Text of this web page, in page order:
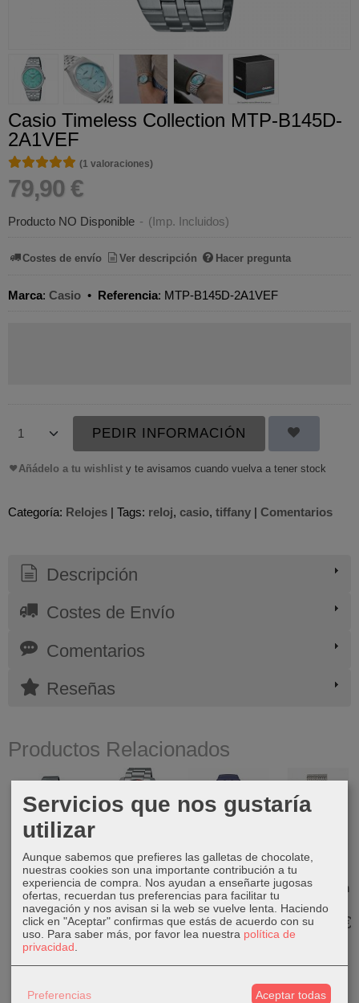
Casio Timeless Collection MTP-B145D-
2A1VEF
★★★★★
★★★★★ (1 valoraciones)
79,90 €
Producto NO Disponible - (Imp. Incluidos)
Costes de envío Ver descripción Hacer pregunta
Marca: Casio • Referencia: MTP-B145D-2A1VEF
PEDIR INFORMACIÓN
Añádelo a tu wishlist y te avisamos cuando vuelva a tener stock
Categoría: Relojes | Tags: reloj casio tiffany | Comentarios
Descripción
Costes de Envío
Comentarios
Reseñas
Productos Relacionados
Casio Vintage
A100WE-1A
49,90 €
Seiko Prospex
Speedtimer
Chronograph...
790,00 €
Swatch New
Gent San
Valentín
SO29N107
85,00 €
Reloj CK
Multifunción
179,00 €
Servicios que nos gustaría
utilizar
Aunque sabemos que prefieres las galletas de chocolate,
nuestras cookies son una importante contribución a tu
experiencia de compra. Nos ayudan a enseñarte jugosas
ofertas, recuerdan tus preferencias para facilitar tu
navegación y nos avisan si la web se vuelve lenta. Haciendo
click en "Aceptar" confirmas que estás de acuerdo con su
uso. Para saber más, por favor lea nuestra política de
privacidad
Preferencias Aceptar todas